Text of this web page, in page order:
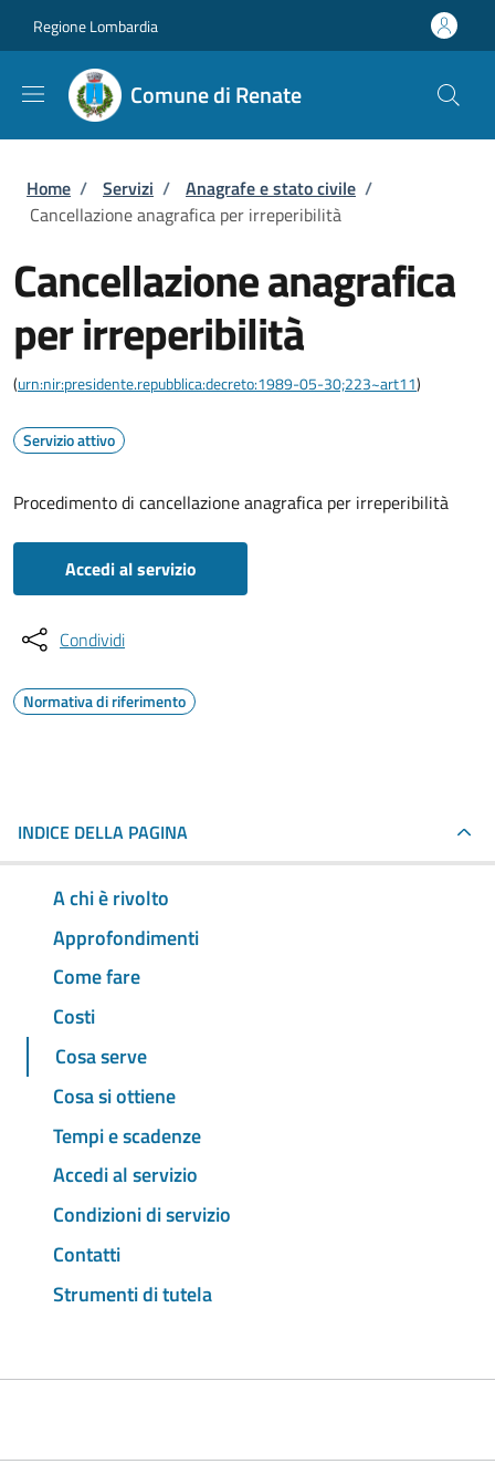
Regione Lombardia
Comune di Renate
Briciole di pane
Home / Servizi / Anagrafe e stato civile /
Cancellazione anagrafica per irreperibilità
Cancellazione anagrafica
per irreperibilità
(urn:nir:presidente.repubblica:decreto:1989-05-30;223~art11)
Servizio attivo
Procedimento di cancellazione anagrafica per irreperibilità
Accedi al servizio
Condividi
Normativa di riferimento
INDICE DELLA PAGINA
A chi è rivolto
Approfondimenti
Come fare
Costi
Cosa serve
Cosa si ottiene
Tempi e scadenze
Accedi al servizio
Condizioni di servizio
Contatti
Strumenti di tutela